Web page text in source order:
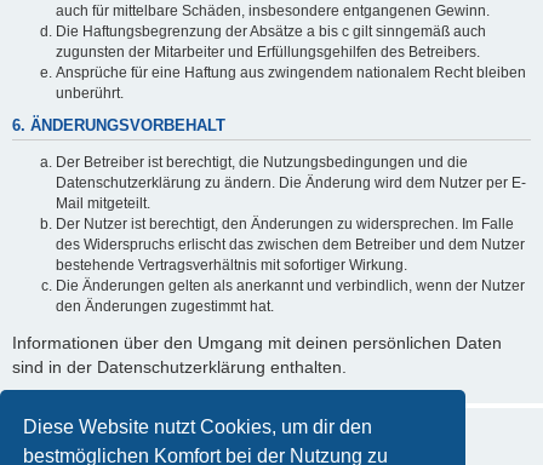
Diese Website nutzt Cookies, um dir den
bestmöglichen Komfort bei der Nutzung zu
auch für mittelbare Schäden, insbesondere entgangenen Gewinn.
Die Haftungsbegrenzung der Absätze a bis c gilt sinngemäß auch
zugunsten der Mitarbeiter und Erfüllungsgehilfen des Betreibers.
Ansprüche für eine Haftung aus zwingendem nationalem Recht bleiben
unberührt.
6. ÄNDERUNGSVORBEHALT
Der Betreiber ist berechtigt, die Nutzungsbedingungen und die
Datenschutzerklärung zu ändern. Die Änderung wird dem Nutzer per E-
Mail mitgeteilt.
Der Nutzer ist berechtigt, den Änderungen zu widersprechen. Im Falle
des Widerspruchs erlischt das zwischen dem Betreiber und dem Nutzer
bestehende Vertragsverhältnis mit sofortiger Wirkung.
Die Änderungen gelten als anerkannt und verbindlich, wenn der Nutzer
den Änderungen zugestimmt hat.
Informationen über den Umgang mit deinen persönlichen Daten
sind in der Datenschutzerklärung enthalten.